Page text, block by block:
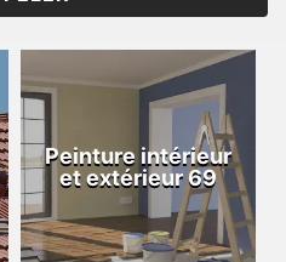
Peinture intérieur
et extérieur 69